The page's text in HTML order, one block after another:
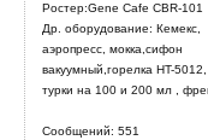
Ростер:Gene Cafe CBR-101
Др. оборудование: Кемекс,
аэропресс, мокка,сифон
вакуумный,горелка HT-5012,
турки на 100 и 200 мл ,
Сообщений: 551